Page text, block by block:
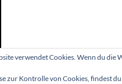
verwendet Cookies. Wenn du
zur Kontrolle von Cookies, findest